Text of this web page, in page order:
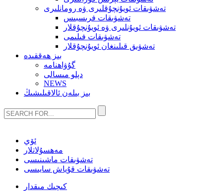
تەشۋىقات ئويۇنچۇقلىرى ۋە رومانلىرى
تەشۋىقات فرىسبىس
تەشۋىقات ئويۇنلىرى ۋە ئويۇنچۇقلار
تەشۋىقات فىلىمى
تەشۋىق قىلىنغان ئويۇنچۇقلار
بىز ھەققىدە
گۇۋاھنامە
دېلو مىسالى
NEWS
بىز بىلەن ئالاقىلىشىڭ
ئۆي
مەھسۇلاتلار
تەشۋىقات ماشىنىسى
تەشۋىقات قۇياش سايىسى
كىچىك مىقدار